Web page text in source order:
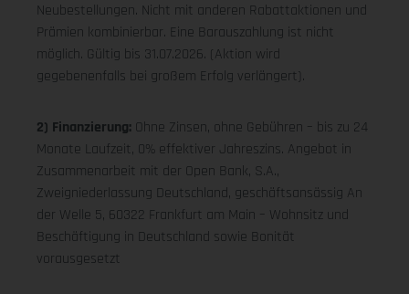
Neubestellungen. Nicht mit anderen Rabattaktionen und
Prämien kombinierbar. Eine Barauszahlung ist nicht
möglich. Gültig bis 31.07.2026. (Aktion wird
gegebenenfalls bei großem Erfolg verlängert).
2) Finanzierung: Ohne Zinsen, ohne Gebühren – bis zu 24
Monate Laufzeit, 0% effektiver Jahreszins. Angebot in
Zusammenarbeit mit der Open Bank, S.A.,
Zweigniederlassung Deutschland, geschäftsansässig An
der Welle 5, 60322 Frankfurt am Main – Wohnsitz und
Beschäftigung in Deutschland sowie Bonität
vorausgesetzt